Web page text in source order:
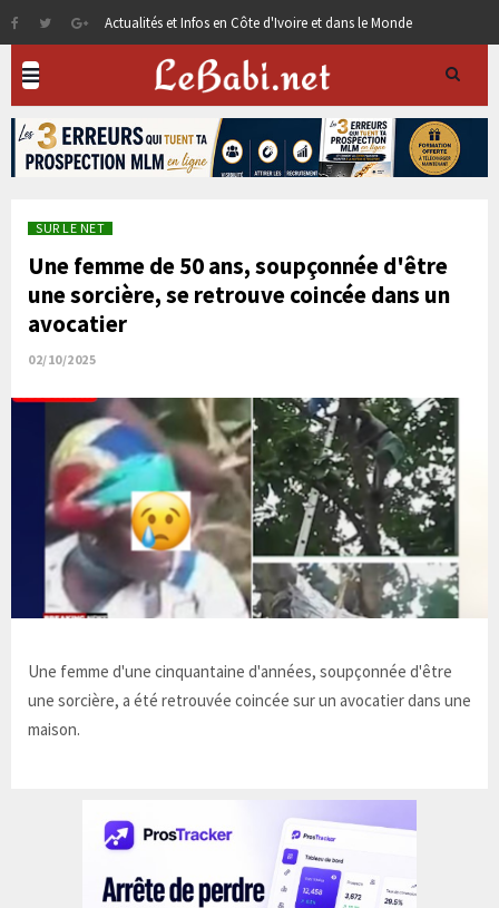
Actualités et Infos en Côte d'Ivoire et dans le Monde
SUR LE NET
Une femme de 50 ans, soupçonnée d'être
une sorcière, se retrouve coincée dans un
avocatier
02/10/2025
Une femme d'une cinquantaine d'années, soupçonnée d'être
une sorcière, a été retrouvée coincée sur un avocatier dans une
maison.